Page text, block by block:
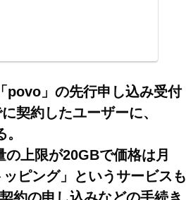
povo」の先行申し込み受付
契約したユーザーに、
上限が20GBで価格は月
ピング」というサービスも